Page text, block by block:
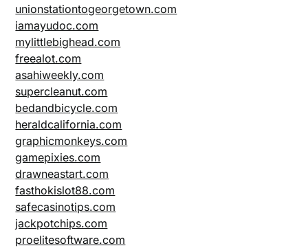
unionstationtogeorgetown.com
iamayudoc.com
mylittlebighead.com
freealot.com
asahiweekly.com
supercleanut.com
bedandbicycle.com
heraldcalifornia.com
graphicmonkeys.com
gamepixies.com
drawneastart.com
fasthokislot88.com
safecasinotips.com
jackpotchips.com
proelitesoftware.com